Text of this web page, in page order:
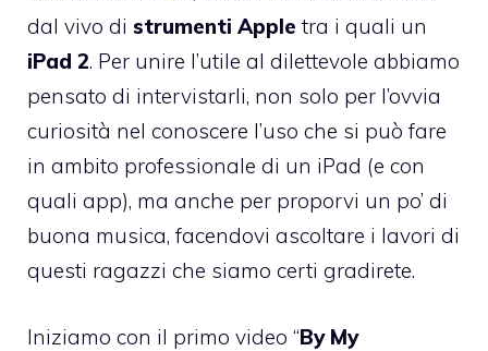
dal vivo di strumenti Apple tra i quali un
iPad 2. Per unire l’utile al dilettevole abbiamo
pensato di intervistarli, non solo per l’ovvia
curiosità nel conoscere l’uso che si può fare
in ambito professionale di un iPad (e con
quali app), ma anche per proporvi un po’ di
buona musica, facendovi ascoltare i lavori di
questi ragazzi che siamo certi gradirete.
Iniziamo con il primo video “By My